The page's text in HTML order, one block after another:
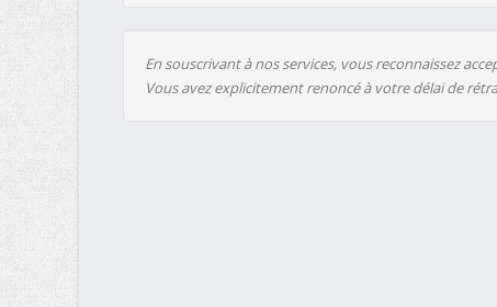
En souscrivant à nos services, vous reconnaissez
Vous avez explicitement renoncé à votre délai de